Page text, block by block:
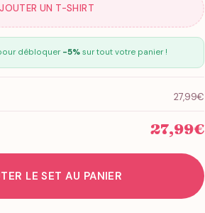
UN T-SHIRT
débloquer -5%sur tout votre panier !
27,99€
27,99€
LE SET AU PANIER